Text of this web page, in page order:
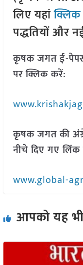
लिए यहां
पद्धतियों और
कृषक जगत ई-
पर क्लिक करें:
कृषक जगत की
नीचे दिए गए
www.global-
आपको यह